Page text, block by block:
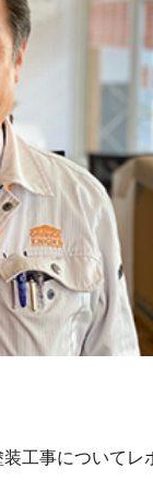
工事についてレ